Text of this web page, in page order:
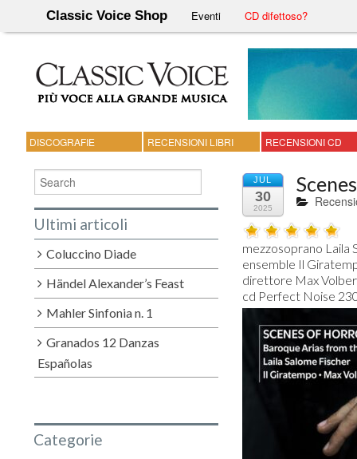
Classic Voice Shop Eventi CD difettoso?
DISCOGRAFIE RECENSIONI LIBRI RECENSIONI CD
JUL
30
2025
mezzosoprano Laila
ensemble Il
direttore Max
Ultimi articoli
Coluccino Diade
Händel Alexander’s Feast
Mahler Sinfonia n. 1
Granados 12 Danzas
Españolas
Categorie